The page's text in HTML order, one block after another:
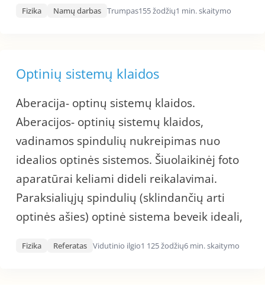
Fizika Namų darbas Trumpas155 žodžių1 min. skaitymo
Optinių sistemų klaidos
Aberacija- optinų sistemų klaidos.
Aberacijos- optinių sistemų klaidos,
vadinamos spindulių nukreipimas nuo
idealios optinės sistemos. Šiuolaikinėj foto
aparatūrai keliami dideli reikalavimai.
Paraksialiųjų spindulių (sklindančių arti
optinės ašies) optinė sistema beveik ideali,
Fizika Referatas Vidutinio ilgio1 125 žodžių6 min. skaitymo